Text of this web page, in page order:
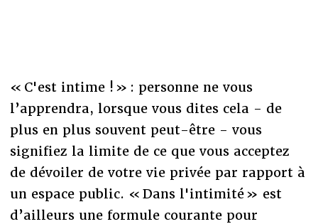
« C'est intime ! » : personne ne vous
l’apprendra, lorsque vous dites cela - de
plus en plus souvent peut-être - vous
signifiez la limite de ce que vous acceptez
de dévoiler de votre vie privée par rapport à
un espace public. « Dans l'intimité » est
d’ailleurs une formule courante pour